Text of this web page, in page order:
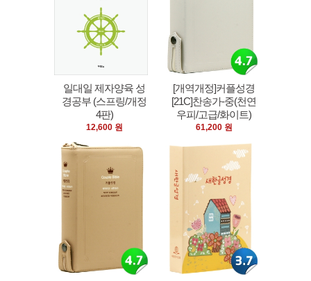
일대일 제자양육 성
경공부 (스프링/개정
4판)
12,600 원
[개역개정]커플성경
[21C]찬송가-중(천연
우피/고급/화이트)
61,200 원